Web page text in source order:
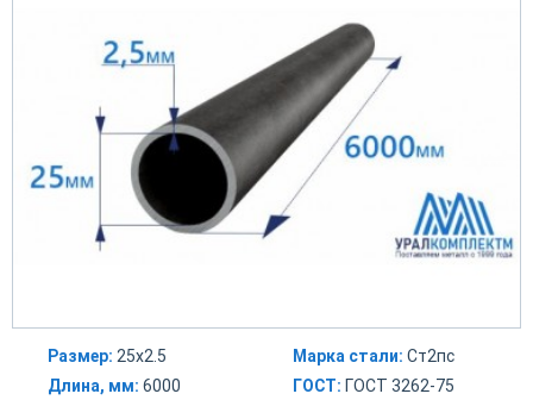
Размер: 25х2.5
Длина, мм: 6000
Марка стали: Ст2пс
ГОСТ: ГОСТ 3262-75